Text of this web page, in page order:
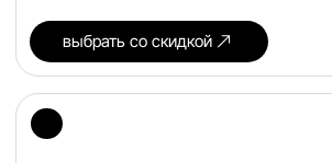
индивидуальный мастер-класс
для двоих+ камень
от 31 760 RSD